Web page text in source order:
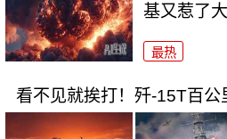
基又惹了
最热
看不见就挨打！歼-15T百